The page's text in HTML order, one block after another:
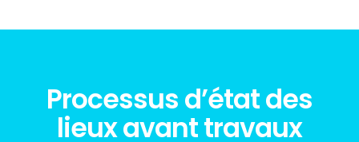
Processus d’état des
lieux avant travaux